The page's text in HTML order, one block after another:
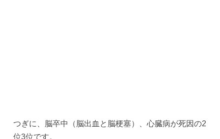
つぎに、脳卒中（脳出血と脳梗塞）、心臓病が死因の2
位3位です。